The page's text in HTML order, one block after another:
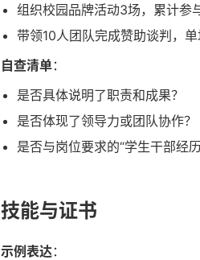
组织校园品牌活动3场，累计参
带领10人团队完成赞助谈判，
自查清单：
是否具体说明了职责和成果？
是否体现了领导力或团队协作？
是否与岗位要求的“学生干部经
技能与证书
示例表达 ：